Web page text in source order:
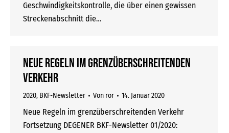
Geschwindigkeitskontrolle, die über einen gewissen
Streckenabschnitt die…
Neue Regeln im grenzüberschreitenden
Verkehr
2020, BKF-Newsletter Von ror 14. Januar 2020
Neue Regeln im grenzüberschreitenden Verkehr
Fortsetzung DEGENER BKF-Newsletter 01/2020: